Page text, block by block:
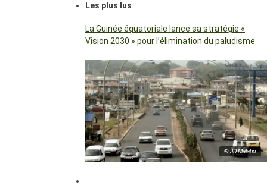
Les plus lus
La Guinée équatoriale lance sa stratégie «
Vision 2030 » pour l’élimination du paludisme
© JD Malabo